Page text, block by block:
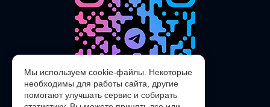
Мы используем cookie-файлы. Некоторые
необходимы для работы сайта, другие
помогают улучшать сервис и собирать